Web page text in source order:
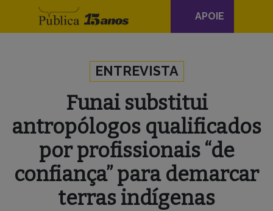
Navegação
principal
APOIE
ENTREVISTA
Funai substitui
antropólogos qualificados
por profissionais “de
confiança” para demarcar
terras indígenas